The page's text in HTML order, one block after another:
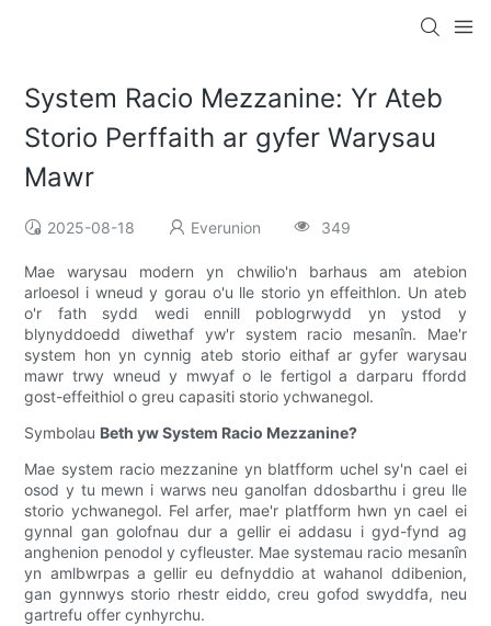
System Racio Mezzanine: Yr Ateb
Storio Perffaith ar gyfer Warysau
Mawr
2025-08-18 Everunion 349
Mae warysau modern yn chwilio'n barhaus am atebion
arloesol i wneud y gorau o'u lle storio yn effeithlon. Un ateb
o'r fath sydd wedi ennill poblogrwydd yn ystod y
blynyddoedd diwethaf yw'r system racio mesanîn. Mae'r
system hon yn cynnig ateb storio eithaf ar gyfer warysau
mawr trwy wneud y mwyaf o le fertigol a darparu ffordd
gost-effeithiol o greu capasiti storio ychwanegol.
Symbolau Beth yw System Racio Mezzanine?
Mae system racio mezzanine yn blatfform uchel sy'n cael ei
osod y tu mewn i warws neu ganolfan ddosbarthu i greu lle
storio ychwanegol. Fel arfer, mae'r platfform hwn yn cael ei
gynnal gan golofnau dur a gellir ei addasu i gyd-fynd ag
anghenion penodol y cyfleuster. Mae systemau racio mesanîn
yn amlbwrpas a gellir eu defnyddio at wahanol ddibenion,
gan gynnwys storio rhestr eiddo, creu gofod swyddfa, neu
gartrefu offer cynhyrchu.